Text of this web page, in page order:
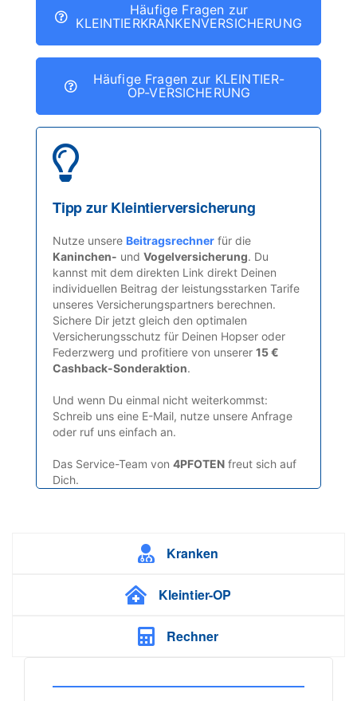
Häufige Fragen zur
KLEINTIERKRANKENVERSICHERUNG
Häufige Fragen zur KLEINTIER-
OP-VERSICHERUNG
Tipp zur Kleintierversicherung
Nutze unsere Beitragsrechner für die
Kaninchen- und Vogelversicherung. Du
kannst mit dem direkten Link direkt Deinen
individuellen Beitrag der leistungsstarken Tarife
unseres Versicherungspartners berechnen.
Sichere Dir jetzt gleich den optimalen
Versicherungsschutz für Deinen Hopser oder
Federzwerg und profitiere von unserer 15 €
Cashback-Sonderaktion.
Und wenn Du einmal nicht weiterkommst:
Schreib uns eine E-Mail, nutze unsere Anfrage
oder ruf uns einfach an.
Das Service-Team von 4PFOTEN freut sich auf
Dich.
Kranken
Kleintier-OP
Rechner